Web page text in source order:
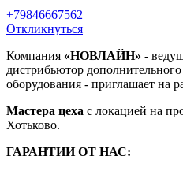
+79846667562
Откликнуться
Компания «НОВЛАЙН» -
дистрибьютор
оборудования - приглашает на
Мастера цеха с локацией на
Хотьково.
ГАРАНТИИ ОТ НАС: